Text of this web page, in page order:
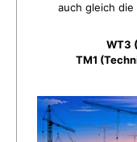
auch gleich
WT3
TM1